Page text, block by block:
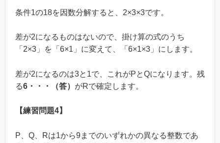
条件1の18を因数分解すると、2×3×3です。
差が2になるものはないので、掛け算の式のうち
「2×3」を「6×1」に変えて、「6×1×3」にします。
差が2になるのは3と1で、これがPとQになります。残
る6・・・（答） がRで確定します。
【練習問題4】
P、Q、Rは1から9までのいずれかの異なる整数であ